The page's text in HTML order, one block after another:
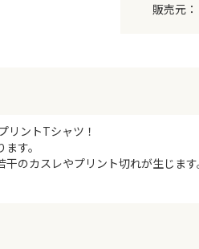
販売元：
リントTシャツ！
す。
のカスレやプリント切れが生じます